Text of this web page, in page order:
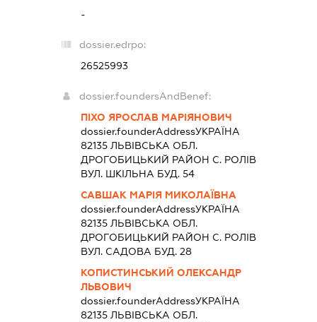
-
dossier.edrpo:
26525993
dossier.foundersAndBenef:
ПІХО ЯРОСЛАВ МАРІЯНОВИЧ
dossier.founderAddressУКРАЇНА
82135 ЛЬВIВСЬКА ОБЛ.
ДРОГОБИЦЬКИЙ РАЙОН С. РОЛІВ
ВУЛ. ШКІЛЬНА БУД. 54
САВШАК МАРІЯ МИКОЛАЇВНА
dossier.founderAddressУКРАЇНА
82135 ЛЬВIВСЬКА ОБЛ.
ДРОГОБИЦЬКИЙ РАЙОН С. РОЛІВ
ВУЛ. САДОВА БУД. 28
КОПИСТИНСЬКИЙ ОЛЕКСАНДР
ЛЬВОВИЧ
dossier.founderAddressУКРАЇНА
82135 ЛЬВIВСЬКА ОБЛ.